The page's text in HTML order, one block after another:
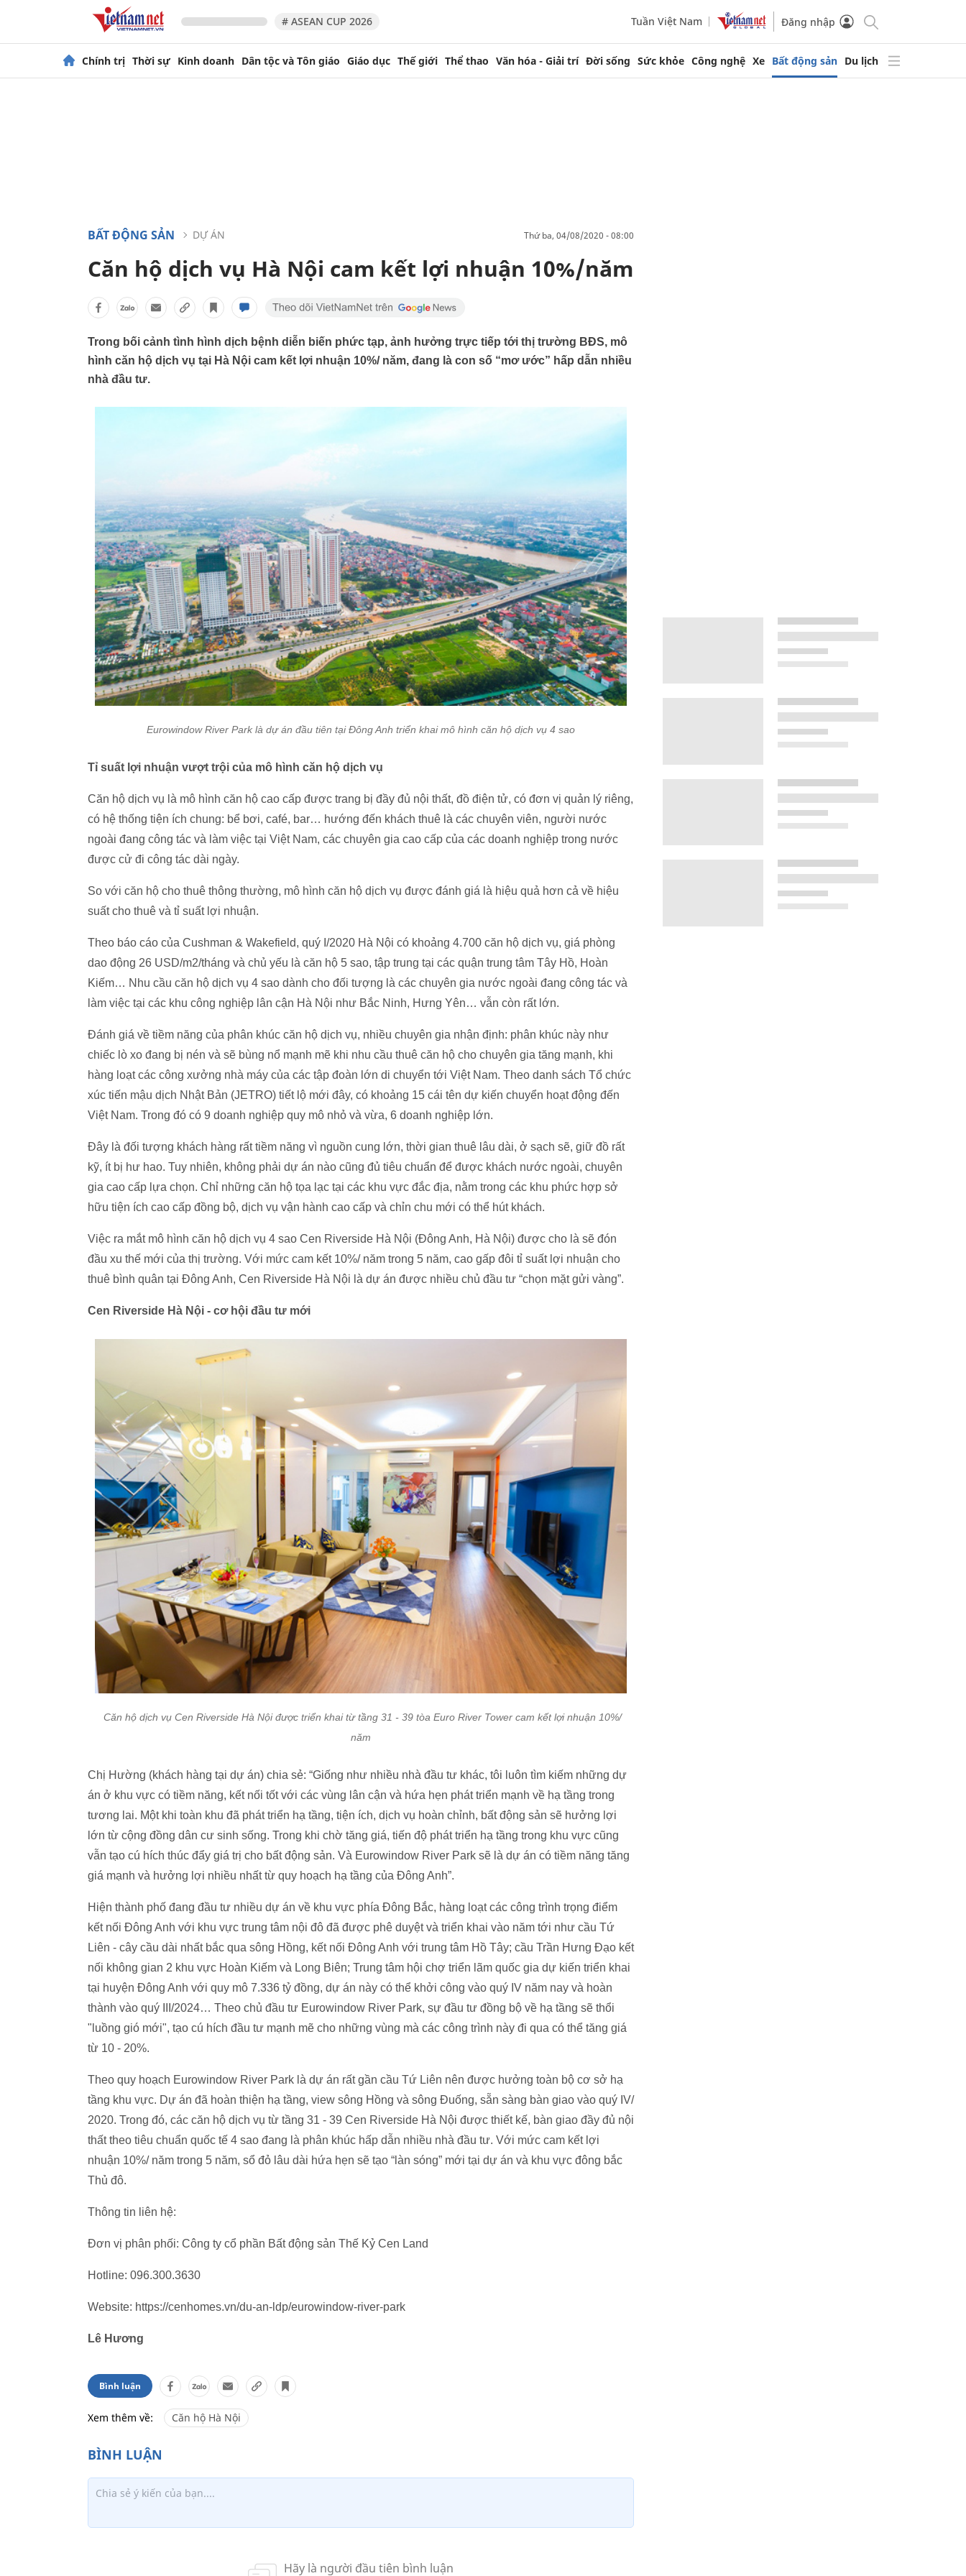
# ASEAN CUP 2026 Tuần Việt Nam Đăng nhập
Chính trị Thời sự Kinh doanh Dân tộc và Tôn giáo Giáo dục Thế giới Thể thao Văn hóa - Giải trí Đời sống Sức khỏe Công nghệ Xe Bất động sản Du lịch
BẤT ĐỘNG SẢN DỰ ÁN thứ ba, 04/08/2020 - 08:00
Căn hộ dịch vụ Hà Nội cam kết lợi nhuận 10%/năm
Trong bối cảnh tình hình dịch bệnh diễn biến phức tạp, ảnh hưởng trực tiếp tới thị trường BĐS, mô
hình căn hộ dịch vụ tại Hà Nội cam kết lợi nhuận 10%/ năm, đang là con số “mơ ước” hấp dẫn nhiều
nhà đầu tư.
Eurowindow River Park là dự án đầu tiên tại Đông Anh triển khai mô hình căn hộ dịch vụ 4 sao
Tỉ suất lợi nhuận vượt trội của mô hình căn hộ dịch vụ
Căn hộ dịch vụ là mô hình căn hộ cao cấp được trang bị đầy đủ nội thất, đồ điện tử, có đơn vị quản lý riêng,
có hệ thống tiện ích chung: bể bơi, café, bar… hướng đến khách thuê là các chuyên viên, người nước
ngoài đang công tác và làm việc tại Việt Nam, các chuyên gia cao cấp của các doanh nghiệp trong nước
được cử đi công tác dài ngày.
So với căn hộ cho thuê thông thường, mô hình căn hộ dịch vụ được đánh giá là hiệu quả hơn cả về hiệu
suất cho thuê và tỉ suất lợi nhuận.
Theo báo cáo của Cushman & Wakefield, quý I/2020 Hà Nội có khoảng 4.700 căn hộ dịch vụ, giá phòng
dao động 26 USD/m2/tháng và chủ yếu là căn hộ 5 sao, tập trung tại các quận trung tâm Tây Hồ, Hoàn
Kiếm… Nhu cầu căn hộ dịch vụ 4 sao dành cho đối tượng là các chuyên gia nước ngoài đang công tác và
làm việc tại các khu công nghiệp lân cận Hà Nội như Bắc Ninh, Hưng Yên… vẫn còn rất lớn.
Đánh giá về tiềm năng của phân khúc căn hộ dịch vụ, nhiều chuyên gia nhận định: phân khúc này như
chiếc lò xo đang bị nén và sẽ bùng nổ mạnh mẽ khi nhu cầu thuê căn hộ cho chuyên gia tăng mạnh, khi
hàng loạt các công xưởng nhà máy của các tập đoàn lớn di chuyển tới Việt Nam. Theo danh sách Tổ chức
xúc tiến mậu dịch Nhật Bản (JETRO) tiết lộ mới đây, có khoảng 15 cái tên dự kiến chuyển hoạt động đến
Việt Nam. Trong đó có 9 doanh nghiệp quy mô nhỏ và vừa, 6 doanh nghiệp lớn.
Đây là đối tượng khách hàng rất tiềm năng vì nguồn cung lớn, thời gian thuê lâu dài, ở sạch sẽ, giữ đồ rất
kỹ, ít bị hư hao. Tuy nhiên, không phải dự án nào cũng đủ tiêu chuẩn để được khách nước ngoài, chuyên
gia cao cấp lựa chọn. Chỉ những căn hộ tọa lạc tại các khu vực đắc địa, nằm trong các khu phức hợp sở
hữu tiện ích cao cấp đồng bộ, dịch vụ vận hành cao cấp và chỉn chu mới có thể hút khách.
Việc ra mắt mô hình căn hộ dịch vụ 4 sao Cen Riverside Hà Nội (Đông Anh, Hà Nội) được cho là sẽ đón
đầu xu thế mới của thị trường. Với mức cam kết 10%/ năm trong 5 năm, cao gấp đôi tỉ suất lợi nhuận cho
thuê bình quân tại Đông Anh, Cen Riverside Hà Nội là dự án được nhiều chủ đầu tư “chọn mặt gửi vàng”.
Cen Riverside Hà Nội - cơ hội đầu tư mới
Căn hộ dịch vụ Cen Riverside Hà Nội được triển khai từ tầng 31 - 39 tòa Euro River Tower cam kết lợi nhuận 10%/
năm
Chị Hường (khách hàng tại dự án) chia sẻ: “Giống như nhiều nhà đầu tư khác, tôi luôn tìm kiếm những dự
án ở khu vực có tiềm năng, kết nối tốt với các vùng lân cận và hứa hẹn phát triển mạnh về hạ tầng trong
tương lai. Một khi toàn khu đã phát triển hạ tầng, tiện ích, dịch vụ hoàn chỉnh, bất động sản sẽ hưởng lợi
lớn từ cộng đồng dân cư sinh sống. Trong khi chờ tăng giá, tiến độ phát triển hạ tầng trong khu vực cũng
vẫn tạo cú hích thúc đẩy giá trị cho bất động sản. Và Eurowindow River Park sẽ là dự án có tiềm năng tăng
giá mạnh và hưởng lợi nhiều nhất từ quy hoạch hạ tầng của Đông Anh”.
Hiện thành phố đang đầu tư nhiều dự án về khu vực phía Đông Bắc, hàng loạt các công trình trọng điểm
kết nối Đông Anh với khu vực trung tâm nội đô đã được phê duyệt và triển khai vào năm tới như cầu Tứ
Liên - cây cầu dài nhất bắc qua sông Hồng, kết nối Đông Anh với trung tâm Hồ Tây; cầu Trần Hưng Đạo kết
nối không gian 2 khu vực Hoàn Kiếm và Long Biên; Trung tâm hội chợ triển lãm quốc gia dự kiến triển khai
tại huyện Đông Anh với quy mô 7.336 tỷ đồng, dự án này có thể khởi công vào quý IV năm nay và hoàn
thành vào quý III/2024… Theo chủ đầu tư Eurowindow River Park, sự đầu tư đồng bộ về hạ tầng sẽ thổi
"luồng gió mới", tạo cú hích đầu tư mạnh mẽ cho những vùng mà các công trình này đi qua có thể tăng giá
từ 10 - 20%.
Theo quy hoạch Eurowindow River Park là dự án rất gần cầu Tứ Liên nên được hưởng toàn bộ cơ sở hạ
tầng khu vực. Dự án đã hoàn thiện hạ tầng, view sông Hồng và sông Đuống, sẵn sàng bàn giao vào quý IV/
2020. Trong đó, các căn hộ dịch vụ từ tầng 31 - 39 Cen Riverside Hà Nội được thiết kế, bàn giao đầy đủ nội
thất theo tiêu chuẩn quốc tế 4 sao đang là phân khúc hấp dẫn nhiều nhà đầu tư. Với mức cam kết lợi
nhuận 10%/ năm trong 5 năm, sổ đỏ lâu dài hứa hẹn sẽ tạo “làn sóng” mới tại dự án và khu vực đông bắc
Thủ đô.
Thông tin liên hệ:
Đơn vị phân phối: Công ty cổ phần Bất động sản Thế Kỷ Cen Land
Hotline: 096.300.3630
Website: https://cenhomes.vn/du-an-ldp/eurowindow-river-park
Lê Hương
Bình luận
Xem thêm về: Căn hộ Hà Nội